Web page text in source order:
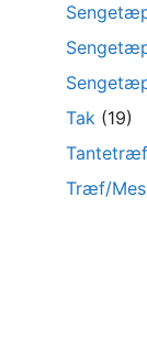
Tak (19)
Tantetræf
Træf/